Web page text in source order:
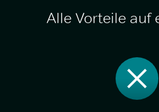
Alle Vorteile auf